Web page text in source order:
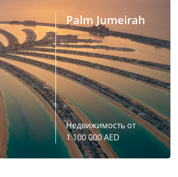
Palm Jumeirah
Недвижимость от
1 100 000 AED